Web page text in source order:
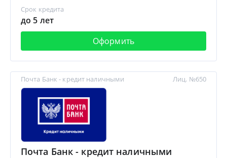
Срок кредита
до 5 лет
Оформить
Почта Банк - кредит наличными
Почта Банк - кредит наличными
Лиц. №650